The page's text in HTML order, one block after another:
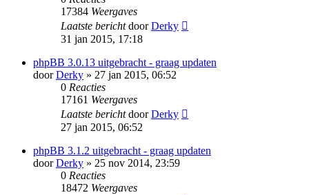
17384 Weergaves
Laatste berichtdoorDerky
31 jan 2015, 17:18
phpBB 3.0.13 uitgebracht - graag updaten
doorDerky » 27 jan 2015, 06:52
0 Reacties
17161 Weergaves
Laatste berichtdoorDerky
27 jan 2015, 06:52
phpBB 3.1.2 uitgebracht - graag updaten
doorDerky » 25 nov 2014, 23:59
0 Reacties
18472 Weergaves